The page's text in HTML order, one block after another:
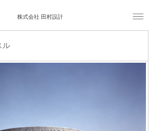
株式会社 田村設計
ル